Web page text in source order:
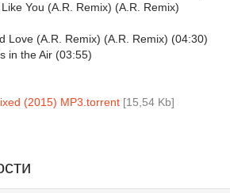
You (A.R. Remix) (A.R. Remix)
Love (A.R. Remix) (A.R. Remix) (04:30)
in the Air (03:55)
(2015) MP3.torrent [15,54 Kb]